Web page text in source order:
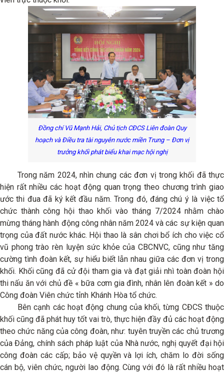
Đồng chí Vũ Mạnh Hải, Chủ tịch CĐCS Liên đoàn Quy
hoạch và Điều tra tài nguyên nước miền Trung – Đơn vị
trưởng khối phát biểu khai mạc hội nghị
Trong năm 2024, nhìn chung các đơn vị trong khối đã thực
hiện rất nhiều các hoạt động quan trọng theo chương trình giao
ước thi đua đã ký kết đầu năm. Trong đó, đáng chú ý là việc tổ
chức thành công hội thao khối vào tháng 7/2024 nhằm chào
mừng tháng hành động công nhân năm 2024 và các sự kiện quan
trọng của đất nước khác. Hội thao là sân chơi bổ ích cho việc cổ
vũ phong trào rèn luyện sức khỏe của CBCNVC, cũng như tăng
cường tình đoàn kết, sự hiểu biết lẫn nhau giữa các đơn vị trong
khối. Khối cũng đã cử đội tham gia và đạt giải nhì toàn đoàn hội
thi nấu ăn với chủ đề « bữa cơm gia đình, nhân lên đoàn kết » do
Công đoàn Viên chức tỉnh Khánh Hòa tổ chức.
Bên cạnh các hoạt động chung của khối, từng CĐCS thuộc
khối cũng đã phát huy tốt vai trò, thực hiện đầy đủ các hoạt động
theo chức năng của công đoàn, như: tuyên truyền các chủ trương
của Đảng, chính sách pháp luật của Nhà nước, nghị quyết đại hội
công đoàn các cấp; bảo vệ quyền và lợi ích, chăm lo đời sống
cán bộ, viên chức, người lao động. Cùng với đó là rất nhiều hoạt